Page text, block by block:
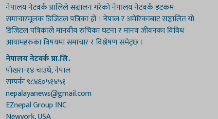
नेपालय नेटवर्क प्रालिले सञ्चालन गरेको नेपालय नेटवर्क डटकम
समाचारमूलक डिजिटल पत्रिका हो । नेपाल र अमेरिकाबाट सञ्चालित यो
डिजिटल पत्रिकाले मानवीय रुचिका घटना र मानव जीवनका विविध
आयामहरुका विषयमा समाचार र विश्लेषण समेट्छ ।
नेपालय नेटवर्क प्रा.लि.
पोखरा-१४ चाउथे, नेपाल
सम्पर्कः ९८४६०५१४५१
nepalayanews@gmail.com
EZnepal Group INC